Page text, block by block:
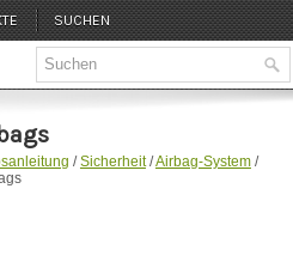
SUCHEN
/Sicherheit/Airbag-System/